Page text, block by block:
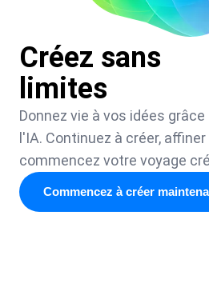
Créez sans
limites
Donnez vie à vos idées
l'IA. Continuez à créer,
commencez votre voyage
Commencez à créer